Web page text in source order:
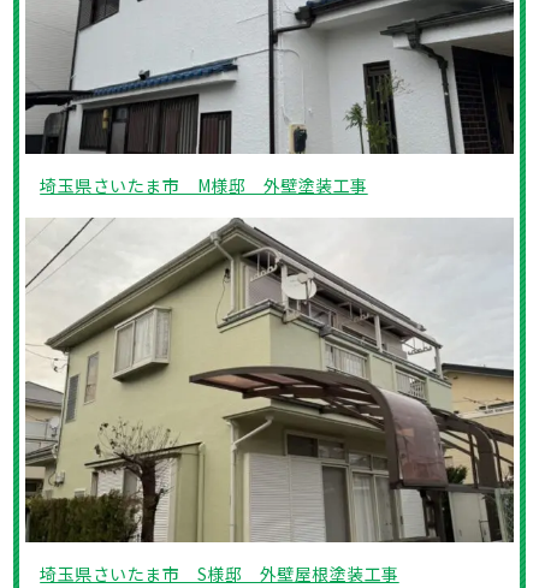
埼玉県さいたま市 M様邸 外壁塗装工事
埼玉県さいたま市 S様邸 外壁屋根塗装工事